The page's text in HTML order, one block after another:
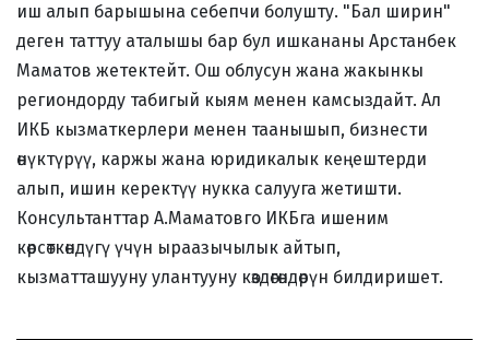
иш алып барышына себепчи болушту. "Бал ширин"
деген таттуу аталышы бар бул ишкананы Арстанбек
Маматов жетектейт. Ош облусун жана жакынкы
региондорду табигый кыям менен камсыздайт. Ал
ИКБ кызматкерлери менен таанышып, бизнести
өнүктүрүү, каржы жана юридикалык кеңештерди
алып, ишин керектүү нукка салууга жетишти.
Консультанттар А.Маматовго ИКБга ишеним
көрсөткөндүгү үчүн ыраазычылык айтып,
кызматташууну улантууну көздөгөндөрүн билдиришет.